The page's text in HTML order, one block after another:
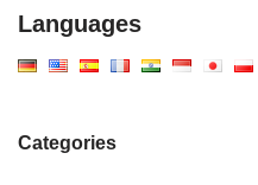
Languages
Categories